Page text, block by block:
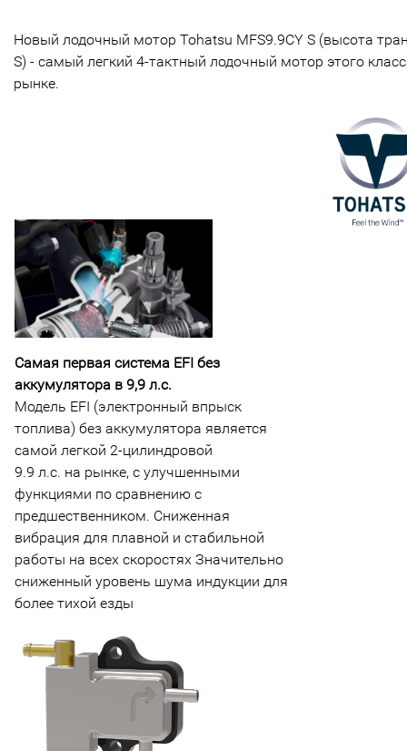
Новый лодочный мотор Tohatsu MFS9.9CY S (высота
S) - самый легкий 4-тактный лодочный мотор этого
рынке.
Самая первая система EFI без
аккумулятора в 9,9 л.с.
Модель EFI (электронный впрыск
топлива) без аккумулятора является
самой легкой 2-цилиндровой
9.9 л.с. на рынке, с улучшенными
функциями по сравнению с
предшественником. Сниженная
вибрация для плавной и стабильной
работы на всех скоростях Значительно
сниженный уровень шума индукции для
более тихой езды